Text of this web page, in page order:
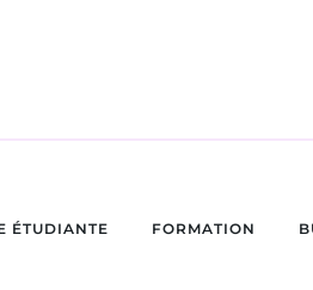
ÉTUDIANTE FORMATION